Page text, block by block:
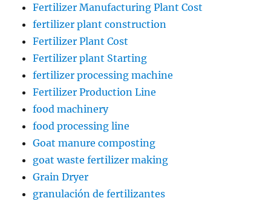
Fertilizer Manufacturing Plant Cost
fertilizer plant construction
Fertilizer Plant Cost
Fertilizer plant Starting
fertilizer processing machine
Fertilizer Production Line
food machinery
food processing line
Goat manure composting
goat waste fertilizer making
Grain Dryer
granulación de fertilizantes